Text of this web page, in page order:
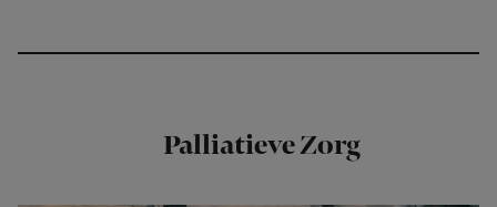
Palliatieve Zorg